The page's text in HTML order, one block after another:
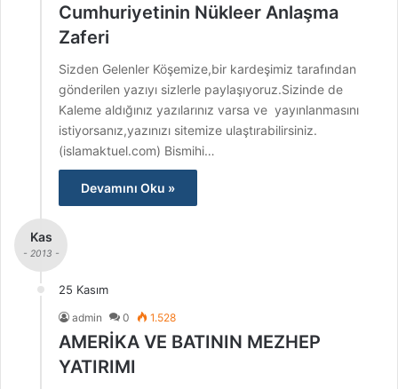
Cumhuriyetinin Nükleer Anlaşma
Zaferi
Sizden Gelenler Köşemize,bir kardeşimiz tarafından
gönderilen yazıyı sizlerle paylaşıyoruz.Sizinde de
Kaleme aldığınız yazılarınız varsa ve yayınlanmasını
istiyorsanız,yazınızı sitemize ulaştırabilirsiniz.
(islamaktuel.com) Bismihi…
Devamını Oku »
Kas
- 2013 -
25 Kasım
admin 0 1.528
AMERİKA VE BATININ MEZHEP
YATIRIMI